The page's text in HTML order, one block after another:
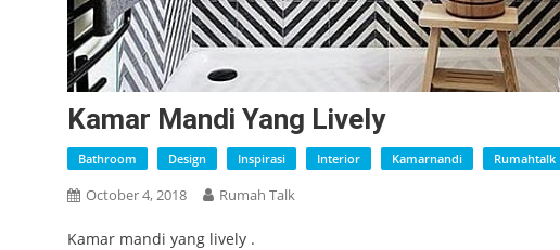
Kamar Mandi Yang Lively
Bathroom Design Inspirasi Interior Kamarnandi Rumahtalk
October 4, 2018 Rumah Talk
Kamar mandi yang lively .